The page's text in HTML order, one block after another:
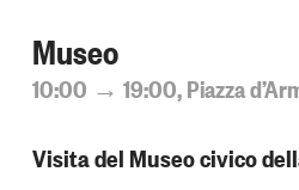
Museo
10:00 → 19:00, Piazza
Visita del Museo civico